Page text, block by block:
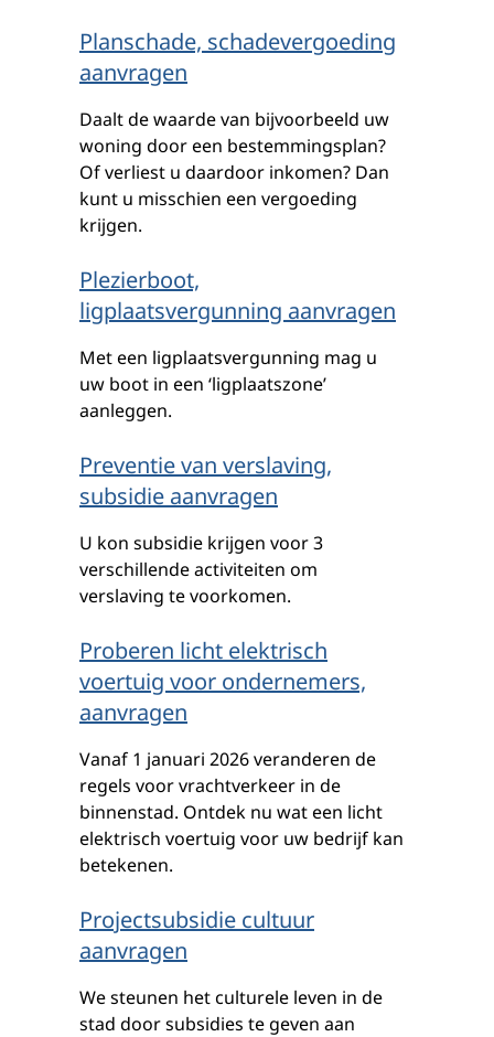
Planschade, schadevergoeding
aanvragen
Daalt de waarde van bijvoorbeeld uw
woning door een bestemmingsplan?
Of verliest u daardoor inkomen? Dan
kunt u misschien een vergoeding
krijgen.
Plezierboot,
ligplaatsvergunning aanvragen
Met een ligplaatsvergunning mag u
uw boot in een ‘ligplaatszone’
aanleggen.
Preventie van verslaving,
subsidie aanvragen
U kon subsidie krijgen voor 3
verschillende activiteiten om
verslaving te voorkomen.
Proberen licht elektrisch
voertuig voor ondernemers,
aanvragen
Vanaf 1 januari 2026 veranderen de
regels voor vrachtverkeer in de
binnenstad. Ontdek nu wat een licht
elektrisch voertuig voor uw bedrijf kan
betekenen.
Projectsubsidie cultuur
aanvragen
We steunen het culturele leven in de
stad door subsidies te geven aan